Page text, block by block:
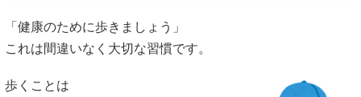
「健康のために歩きましょう」
これは間違いなく大切な習慣です。
歩くことは